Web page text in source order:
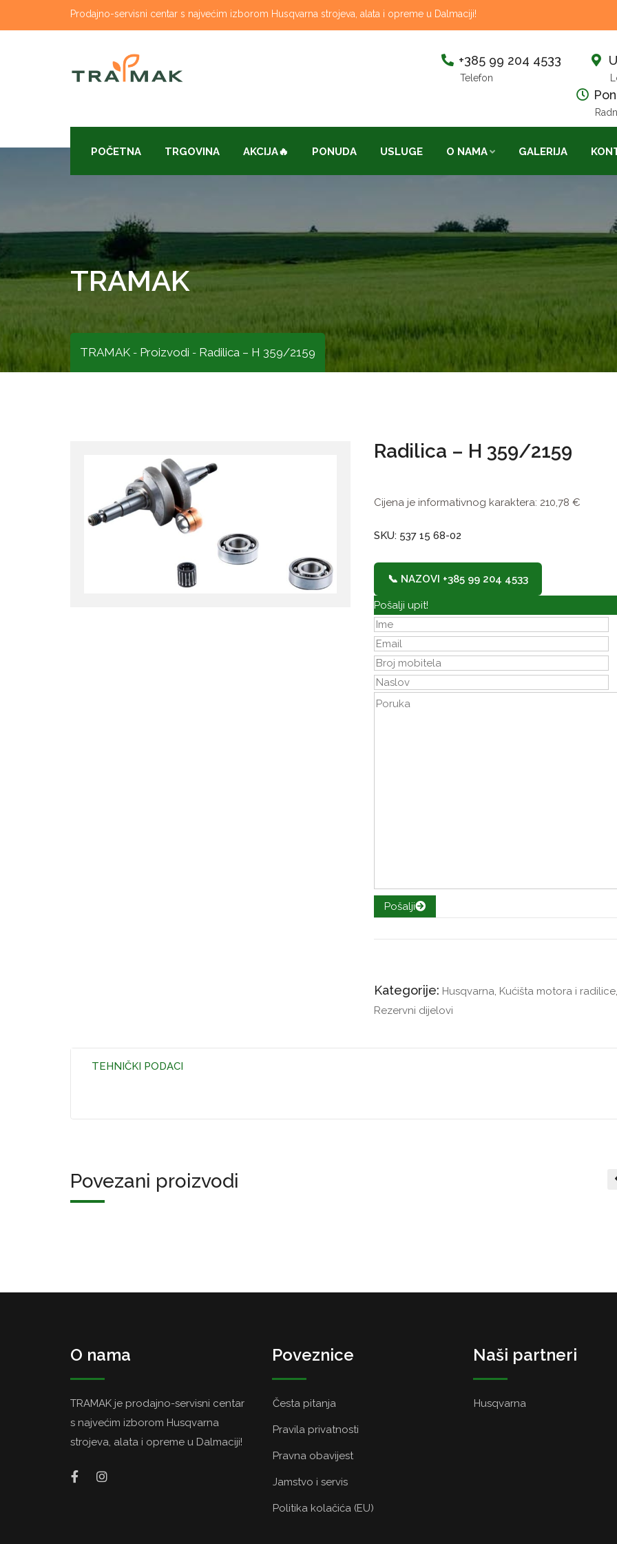
to
Prodajno-servisni centar s najvećim izborom Husqvarna strojeva, alata i opreme u Dalmaciji!
+385 99 204 4533
Telefon
POČETNA TRGOVINA AKCIJA🔥 PONUDA USLUGE O NAMA GALERIJA
TRAMAK
TRAMAK - Proizvodi - Radilica – H 359/2159
Radilica – H 359/2159
Cijena je informativnog karaktera: 210,78 €
SKU: 537 15 68-02
📞 NAZOVI +385 99 204 4533
Pošalji upit!
Pošalji
Kategorije: Husqvarna, Kućišta motora i radilice,
Rezervni dijelovi
TEHNIČKI PODACI
Povezani proizvodi
O nama
TRAMAK je prodajno-servisni centar
s najvećim izborom Husqvarna
strojeva, alata i opreme u Dalmaciji!
Poveznice
Česta pitanja
Pravila privatnosti
Pravna obavijest
Jamstvo i servis
Politika kolačića (EU)
Naši partneri
Husqvarna